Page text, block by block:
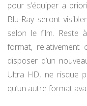
pour s’équiper a
Blu-Ray seront
selon le film. Reste
format, relativement
disposer d’un
Ultra HD, ne risque
qu’un autre format